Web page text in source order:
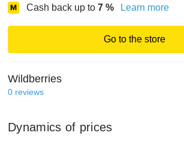
Cash back up to 7 % Learn more
Go to the store
Wildberries
0 reviews
Dynamics of prices